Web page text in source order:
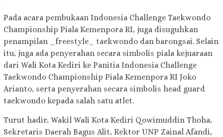
Pada acara pembukaan Indonesia Challenge Taekwondo
Championship Piala Kemenpora RI, juga disuguhkan
penampilan _freestyle_ taekwondo dan barongsai. Selain
itu, juga ada penyerahan secara simbolis piala kejuaraan
dari Wali Kota Kediri ke Panitia Indonesia Challenge
Taekwondo Championship Piala Kemenpora RI Joko
Arianto, serta penyerahan secara simbolis head guard
taekwondo kepada salah satu atlet.
Turut hadir, Wakil Wali Kota Kediri Qowimuddin Thoha,
Sekretaris Daerah Bagus Alit, Rektor UNP Zainal Afandi,